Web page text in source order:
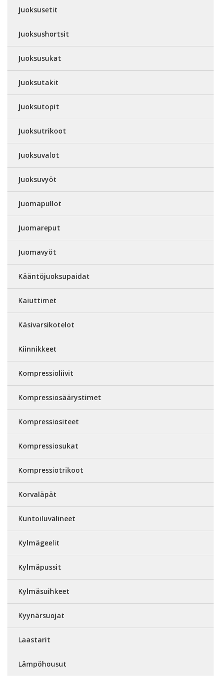
Juoksusetit
Juoksushortsit
Juoksusukat
Juoksutakit
Juoksutopit
Juoksutrikoot
Juoksuvalot
Juoksuvyöt
Juomapullot
Juomareput
Juomavyöt
Kääntöjuoksupaidat
Kaiuttimet
Käsivarsikotelot
Kiinnikkeet
Kompressioliivit
Kompressiosäärystimet
Kompressiositeet
Kompressiosukat
Kompressiotrikoot
Korvaläpät
Kuntoiluvälineet
Kylmägeelit
Kylmäpussit
Kylmäsuihkeet
Kyynärsuojat
Laastarit
Lämpöhousut